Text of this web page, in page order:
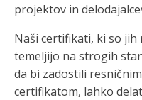
projektov in
Naši certifikati, ki so jih
temeljijo na strogih
da bi zadostili
certifikatom, lahko